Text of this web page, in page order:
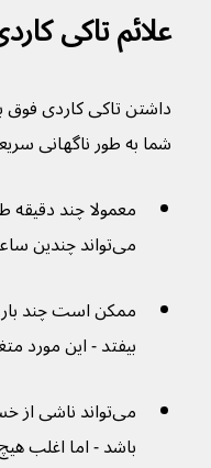
علائم تاکی
داشتن تاکی کاردی
شما به طور ناگهانی سریعتر
می‌تواند چندین ساعت طول بکشد.
ممکن است چند بار
بیفتد - این مورد
می‌تواند ناشی
باشد - اما اغلب